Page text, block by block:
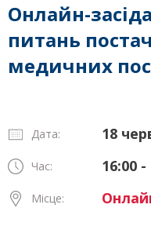
Онлайн-
питань
медичних
Дата: 18
Час: 16:00 -
Місце: